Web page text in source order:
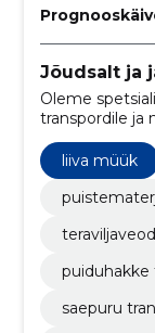
Jõudsalt ja
Oleme
transpordile ja
liiva müük
teraviljaveod
puiduhakke
saepuru